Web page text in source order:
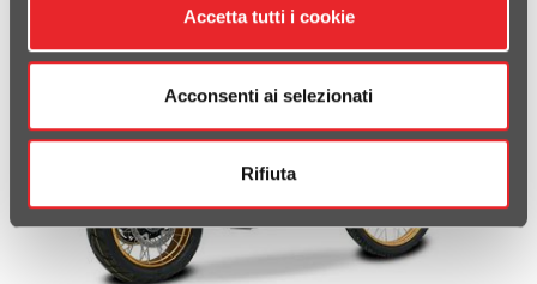
Accetta tutti i cookie
Acconsenti ai selezionati
Rifiuta